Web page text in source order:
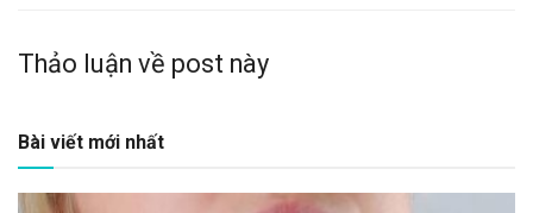
Thảo luận về post này
Bài viết mới nhất